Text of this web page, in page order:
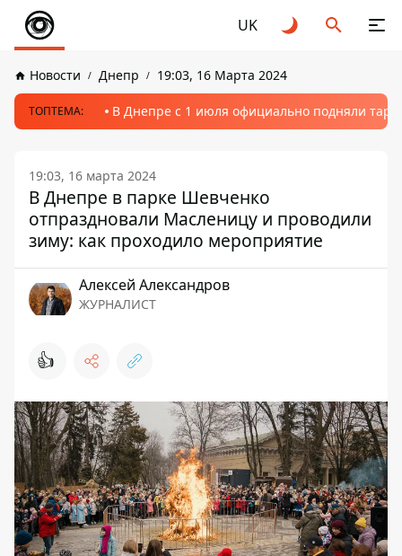
UK
Новости Днепр 19:03, 16 Марта 2024
ТОПТЕМА: В Днепре с 1 июля официально подняли
19:03, 16 марта 2024
В Днепре в парке Шевченко
отпраздновали Масленицу и проводили
зиму: как проходило мероприятие
Алексей Александров
ЖУРНАЛИСТ
👍